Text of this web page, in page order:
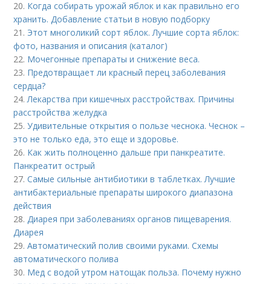
20. Когда собирать урожай яблок и как правильно его
хранить. Добавление статьи в новую подборку
21. Этот многоликий сорт яблок. Лучшие сорта яблок:
фото, названия и описания (каталог)
22. Мочегонные препараты и снижение веса.
23. Предотвращает ли красный перец заболевания
сердца?
24. Лекарства при кишечных расстройствах. Причины
расстройства желудка
25.Удивительные открытия о пользе чеснока. Чеснок –
это не только еда, это еще и здоровье.
26. Как жить полноценно дальше при панкреатите.
Панкреатит острый
27.Самые сильные антибиотики в таблетках. Лучшие
антибактериальные препараты широкого диапазона
действия
28. Диарея при заболеваниях органов пищеварения.
Диарея
29.Автоматический полив своими руками. Схемы
автоматического полива
30. Мед с водой утром натощак польза. Почему нужно